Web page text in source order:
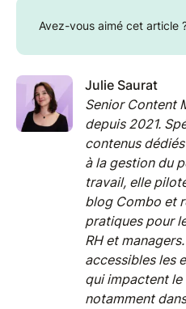
Avez-vous aimé cet article
Julie Saurat
Senior Content
depuis 2021.
contenus
à la gestion du
travail, elle
blog Combo et
pratiques pour
RH et
accessibles les
qui impactent
notamment